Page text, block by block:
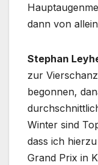
dann von
Stephan
zur
begonnen,
Winter sind
dass ich
Grand Prix in